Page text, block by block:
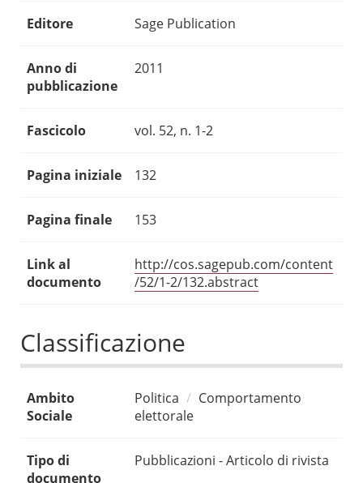
Editore Sage Publication
Anno di
pubblicazione
2011
Fascicolo vol. 52, n. 1-2
Pagina iniziale 132
Pagina finale 153
Link al
documento
http://cos.sagepub.com/content
/52/1-2/132.abstract
Classificazione
Ambito
Sociale
Politica
Comportamento
elettorale
Tipo di
documento
Pubblicazioni - Articolo di rivista